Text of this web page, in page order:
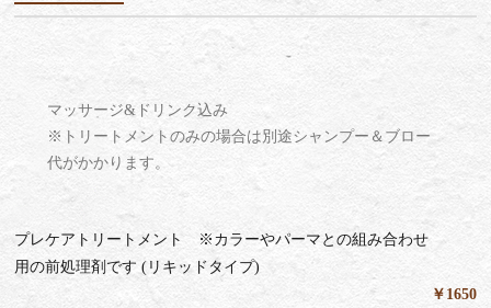
マッサージ&ドリンク込み
※トリートメントのみの場合は別途シャンプー＆ブロー
代がかかります。
プレケアトリートメント ※カラーやパーマとの組み合わせ
用の前処理剤です (リキッドタイプ)
￥1650